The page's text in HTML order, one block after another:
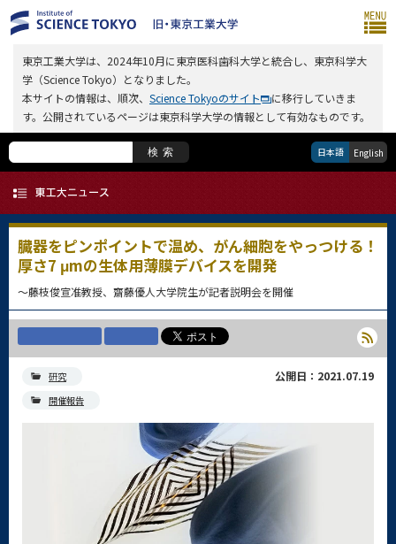
東京工業大学は、2024年10月に東京医科歯科大学と統合し、東京科学大
学（Science Tokyo）となりました。
本サイトの情報は、順次、 Science Tokyoのサイト
に移行していきま
す。公開されているページは東京科学大学の情報として有効なものです。
検索 日本語 English
臓器をピンポイントで温め、がん細胞をやっつける！
厚さ7 μmの生体用薄膜デバイスを開発
～藤枝俊宣准教授、齋藤優人大学院生が記者説明会を開催
研究
開催報告
公開日：2021.07.19